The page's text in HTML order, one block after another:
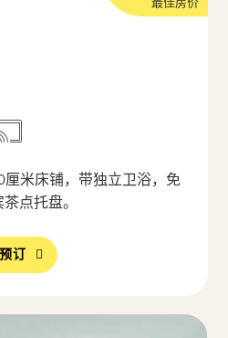
厘米床铺，带独立卫浴，免
点托盘。
订